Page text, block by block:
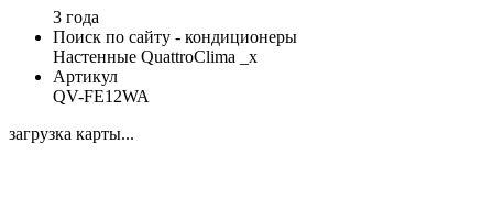
3 года
Поиск по сайту - кондиционеры
Настенные QuattroClima _x
Артикул
QV-FE12WA
загрузка карты...